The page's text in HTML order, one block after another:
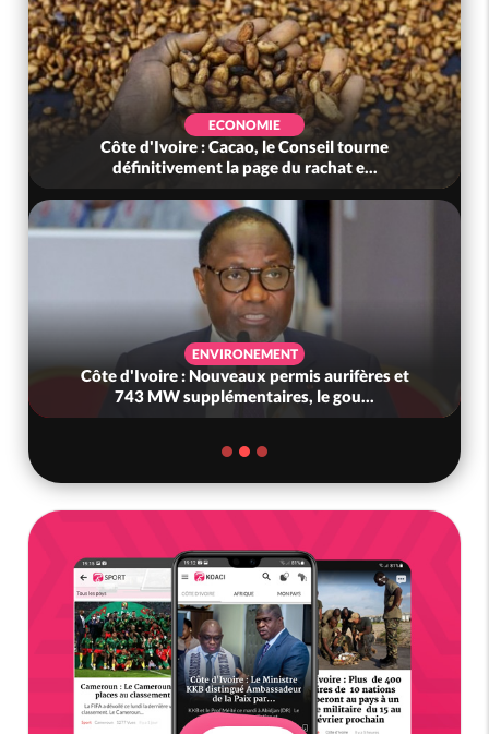
ECONOMIE
Côte d'Ivoire : Cacao, le Conseil tourne
définitivement la page du rachat e...
ENVIRONEMENT
Côte d'Ivoire : Nouveaux permis aurifères et
743 MW supplémentaires, le gou...